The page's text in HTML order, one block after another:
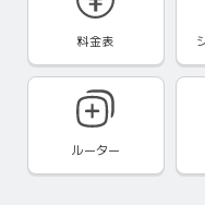
料金表
ルーター